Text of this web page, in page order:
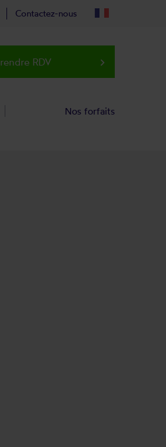
Contactez-nous
RDV keyboard_arrow_right
Nos forfaits